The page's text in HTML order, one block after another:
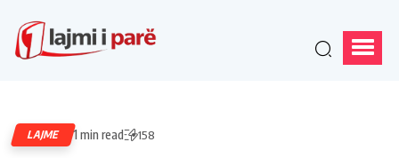
LAJME 1 min read 158